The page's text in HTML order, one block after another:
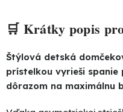
🛒 Krátky popis
Štýlová detská
prístelkou vyrieši
dôrazom na maximálnu